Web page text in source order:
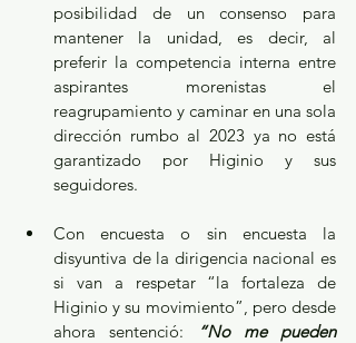
posibilidad de un consenso para
mantener la unidad, es decir, al
preferir la competencia interna entre
aspirantes morenistas el
reagrupamiento y caminar en una sola
dirección rumbo al 2023 ya no está
garantizado por Higinio y sus
seguidores.
Con encuesta o sin encuesta la
disyuntiva de la dirigencia nacional es
si van a respetar “la fortaleza de
Higinio y su movimiento”, pero desde
ahora sentenció:
“No me pueden